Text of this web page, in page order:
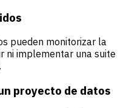
pueden monitorizar la
ni implementar una suite
proyecto de datos